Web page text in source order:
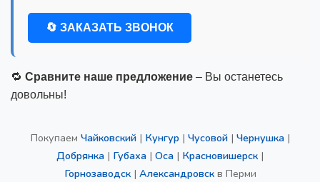
🔄 ЗАКАЗАТЬ ЗВОНОК
🔁 Сравните наше предложение – Вы останетесь
довольны!
Покупаем Чайковский| Кунгур| Чусовой| Чернушка|
Добрянка | Губаха | Оса | Красновишерск |
Горнозаводск| Александровскв Перми